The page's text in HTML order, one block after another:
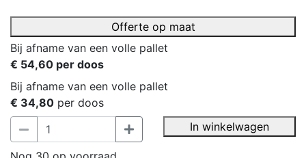
Offerte op maat
Bij afname van een volle pallet
€ 54,60 per doos
Bij afname van een volle pallet
€ 34,80 per doos
In winkelwagen